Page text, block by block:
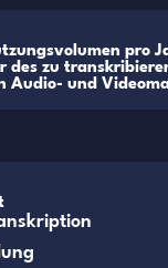
pro
des zu
Audio- und